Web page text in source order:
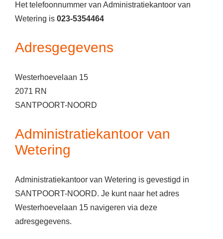
Het telefoonnummer van Administratiekantoor van
Wetering is 023-5354464
Adresgegevens
Westerhoevelaan 15
2071 RN
SANTPOORT-NOORD
Administratiekantoor van
Wetering
Administratiekantoor van Wetering is gevestigd in
SANTPOORT-NOORD. Je kunt naar het adres
Westerhoevelaan 15 navigeren via deze
adresgegevens.